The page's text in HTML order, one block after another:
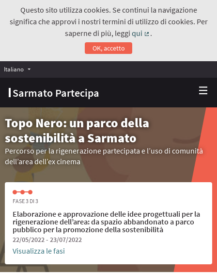
Questo sito utilizza cookies. Se continui la navigazione
significa che approvi i nostri termini di utilizzo di cookies. Per
saperne di più, leggiqui
.
OK, accetto
Sarmato Partecipa
Italiano Choose language
Topo Nero: un parco della
sostenibilità a Sarmato
Percorso per la rigenerazione partecipata e l’uso di comunità
dell’area dell’ex cinema
FASE 3 DI 3
Elaborazione e approvazione delle idee progettuali per la
rigenerazione dell’area: da spazio abbandonato a parco
pubblico per la promozione della sostenibilità
22/05/2022 - 23/07/2022
Visualizza le fasi